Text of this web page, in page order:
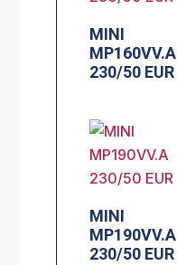
MINI
MP160VV.A
230/50 EUR
MINI
MP190VV.A
230/50 EUR